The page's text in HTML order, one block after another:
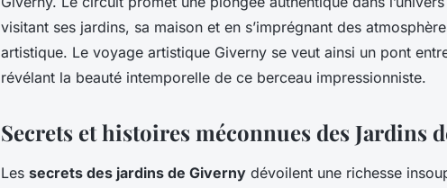
visitant ses jardins, sa maison et en s’imprégnant des
artistique. Le voyage artistique Giverny se veut ainsi un pont
révélant la beauté intemporelle de ce berceau impressionniste.
Secrets et histoires méconnues des Jardins
Les secrets des jardins de Giverny dévoilent une richesse